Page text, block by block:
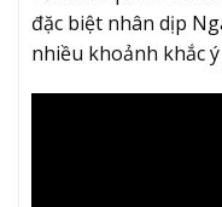
đặc biệt nhân dịp
nhiều khoảnh khắc